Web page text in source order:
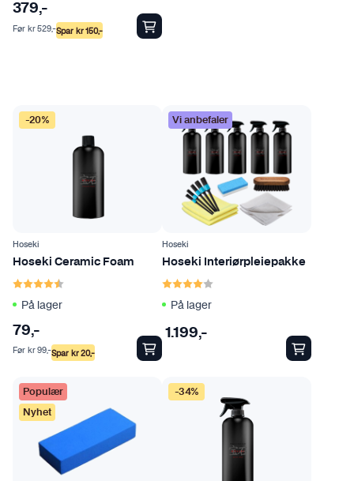
379,-
Spar kr150,-
Før kr529,-
-20%
Hoseki
Hoseki Ceramic Foam
Karakter:
På lager
79,-
Spar kr20,-
Før kr99,-
Vi anbefaler
Hoseki
Hoseki Interiørpleiepakke
Karakter:
På lager
1.199,-
Populær
Nyhet
-34%